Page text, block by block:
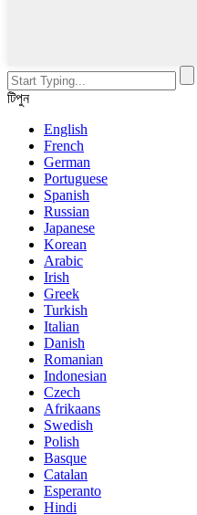
টিপুন
English
French
German
Portuguese
Spanish
Russian
Japanese
Korean
Arabic
Irish
Greek
Turkish
Italian
Danish
Romanian
Indonesian
Czech
Afrikaans
Swedish
Polish
Basque
Catalan
Esperanto
Hindi